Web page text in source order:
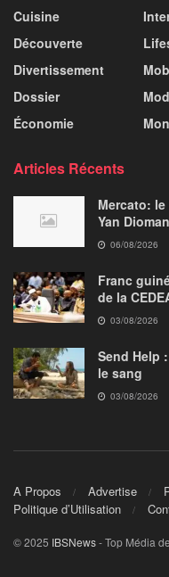
Cuisine
Découverte
Divertissement
Dossier
Économie
Articles Récents
Mercato:
Yan
06/08/2026
Franc
de la
03/08/2026
Send Help
le sang
03/08/2026
A Propos Advertise
Politique d’Utilisation
© 2025 IBSNews- Top Média